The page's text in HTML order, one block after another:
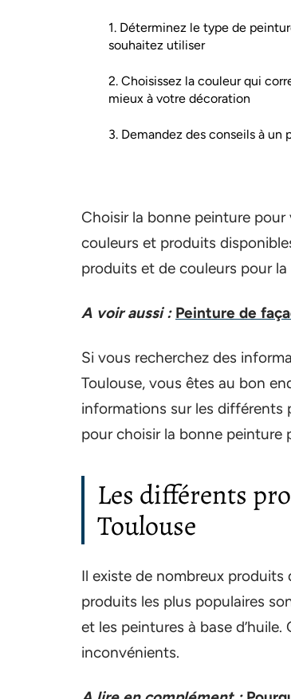
1. Déterminez le type de
souhaitez utiliser
2. Choisissez la couleur qui
mieux à votre décoration
3. Demandez des conseils à un
Choisir la bonne peinture
couleurs et produits
produits et de couleurs pour
A voir aussi : Peinture de
Si vous recherchez des
Toulouse, vous êtes au bon
informations sur les différents
pour choisir la bonne peinture
Les différents
Toulouse
Il existe de nombreux produits
produits les plus populaires
et les peintures à base
inconvénients.